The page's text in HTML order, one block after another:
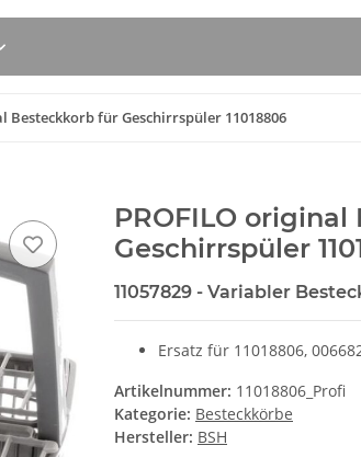
Besteckkorb für Geschirrspüler 11018806
PROFILO
Geschirrspüler
11057829 - Variabler
Ersatz für 11018806,
Artikelnummer: 11018806_Profi
Kategorie: Besteckkörbe
Hersteller: BSH